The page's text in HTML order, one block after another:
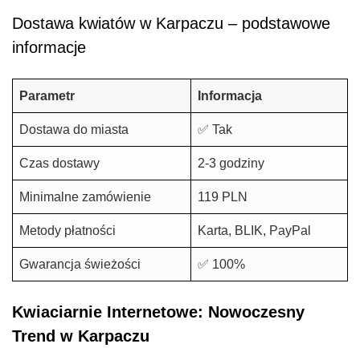
Dostawa kwiatów w Karpaczu – podstawowe
informacje
Parametr Informacja
Dostawa do miasta ✅ Tak
Czas dostawy 2-3 godziny
Minimalne zamówienie 119 PLN
Metody płatności Karta, BLIK, PayPal
Gwarancja świeżości ✅ 100%
Kwiaciarnie Internetowe: Nowoczesny
Trend w Karpaczu